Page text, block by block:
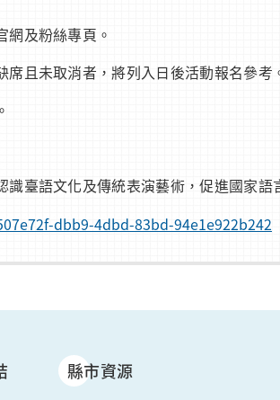
及粉絲專頁。
且未取消者，將列入日後活動報名參考
臺語文化及傳統表演藝術，促進國家語
dbb9-4dbd-83bd-94e1e922b242
縣市資源